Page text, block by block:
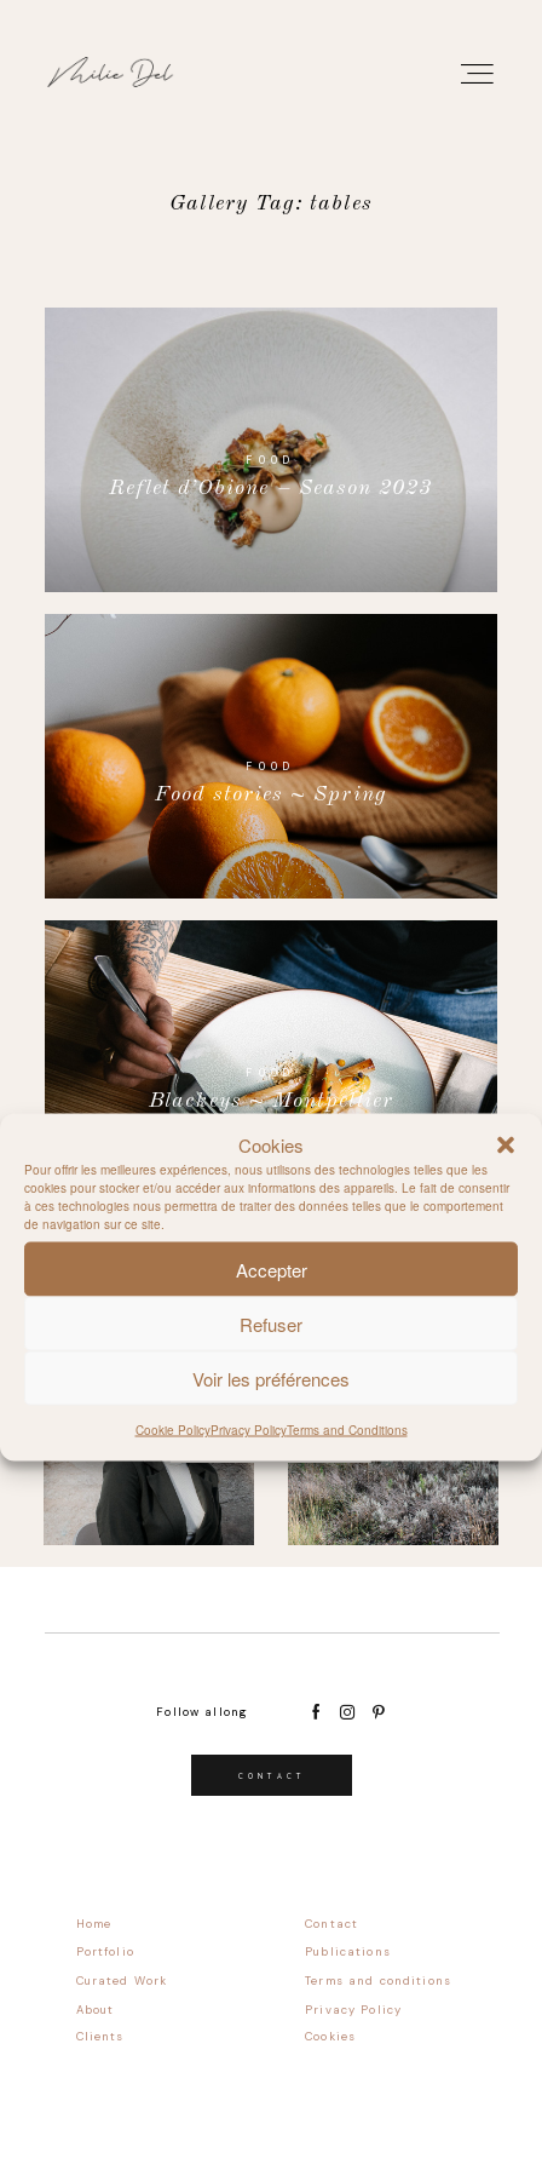
Cookies
Pour offrir les meilleures expériences, nous utilisons des technologies telles que les
cookies pour stocker et/ou accéder aux informations des appareils. Le fait de consentir
à ces technologies nous permettra de traiter des données telles que le comportement
de navigation sur ce site.
Accepter
Refuser
Voir les préférences
Cookie PolicyPrivacy PolicyTerms and Conditions
Gallery Tag: tables
FOOD
Reflet d’Obione – Season 2023
FOOD
Food stories ~ Spring
FOOD
Blackeys ~ Montpellier
@MILIE_DEL
Contact
Home
Follow allong
Publications
Portfolio
Terms and conditions
Curated Work
CONTACT
Privacy Policy
About
Cookies
Clients